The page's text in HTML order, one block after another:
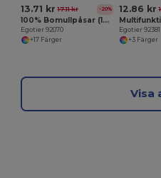
13.71 kr 17.11 kr -20%
100% Bomullpåsar (140 g/m²)
Egotier 92070
+17 Färger
12.86 kr
Egotier 92381
+3 Färger
Visa